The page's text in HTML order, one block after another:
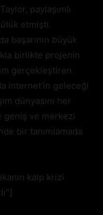
paylaşımlı
etmişti.
başarının büyük
birlikte projenin
gerçekleştiren
internet’in geleceği
dünyasını her
geniş ve merkezi
bir tanımlamada
kalp krizi